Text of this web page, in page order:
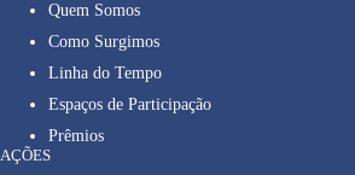
Quem Somos
Como Surgimos
Linha do Tempo
Espaços de Participação
Prêmios
AÇÕES